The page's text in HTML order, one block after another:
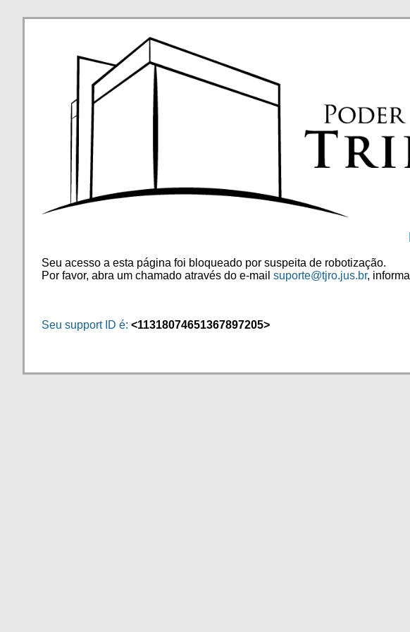
Seu acesso a esta página foi bloqueado por suspeita de robotização.
Por favor, abra um chamado através do e-mail suporte@tjro.jus.br,
Seu support ID é: <11318074651367897205>